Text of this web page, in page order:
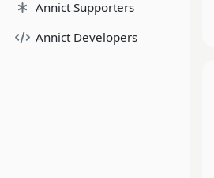
Annict Supporters
Annict Developers